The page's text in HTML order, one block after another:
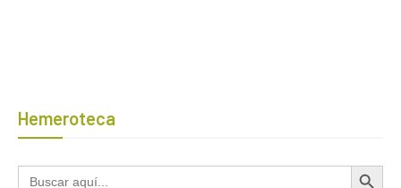
Hemeroteca
Buscar: Botón de